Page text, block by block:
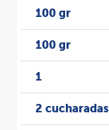
100 gr
100 gr
1
2 cucharadas